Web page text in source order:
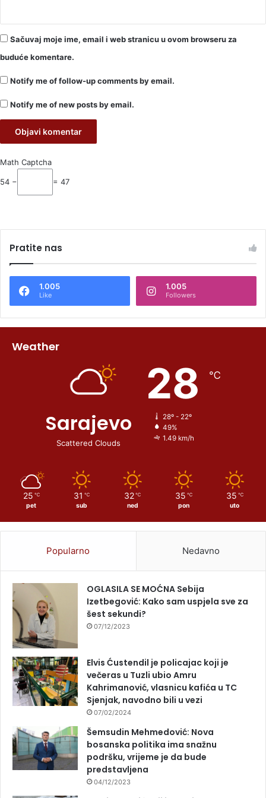
Sačuvaj moje ime, email i web stranicu u ovom browseru za
buduće komentare.
Notify me of follow-up comments by email.
Notify me of new posts by email.
Math Captcha
54 − = 47
Pratite nas
1.005
Like
1.005
Followers
Weather
Sarajevo
Scattered Clouds
28 ℃
28º - 22º
49%
1.49 km/h
25 ℃
pet
31 ℃
sub
32 ℃
ned
35 ℃
pon
35 ℃
uto
Popularno Nedavno
OGLASILA SE MOĆNA Sebija
Izetbegović: Kako sam uspjela sve za
šest sekundi?
07/12/2023
Elvis Ćustendil je policajac koji je
večeras u Tuzli ubio Amru
Kahrimanović, vlasnicu kafića u TC
Sjenjak, navodno bili u vezi
07/02/2024
Šemsudin Mehmedović: Nova
bosanska politika ima snažnu
podršku, vrijeme je da bude
predstavljena
04/12/2023